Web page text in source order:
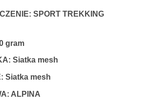
SPORT TREKKING
gram
Siatka mesh
Siatka mesh
ALPINA